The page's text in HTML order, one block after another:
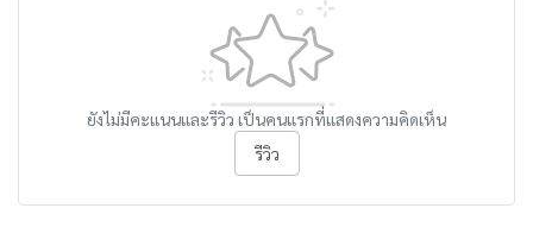
ยังไม่มีคะแนนและรีวิว เป็นคนแรกที่แสดงความคิดเห็น
รีวิว